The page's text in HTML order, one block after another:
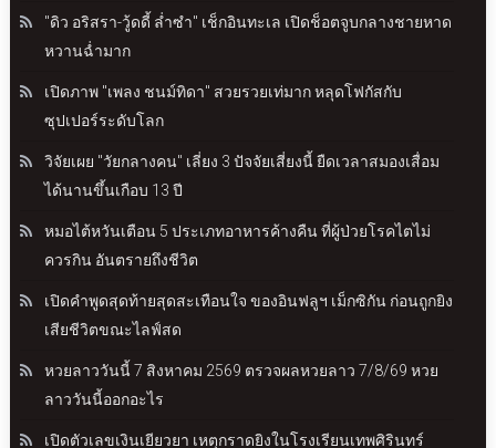
"ดิว อริสรา-วู้ดดี้ ล่ำซำ" เช็กอินทะเล เปิดช็อตจูบกลางชายหาด
หวานฉ่ำมาก
เปิดภาพ "เพลง ชนม์ทิดา" สวยรวยเท่มาก หลุดโฟกัสกับ
ซุปเปอร์ระดับโลก
วิจัยเผย "วัยกลางคน" เลี่ยง 3 ปัจจัยเสี่ยงนี้ ยืดเวลาสมองเสื่อม
ได้นานขึ้นเกือบ 13 ปี
หมอไต้หวันเตือน 5 ประเภทอาหารค้างคืน ที่ผู้ป่วยโรคไตไม่
ควรกิน อันตรายถึงชีวิต
เปิดคำพูดสุดท้ายสุดสะเทือนใจ ของอินฟลูฯ เม็กซิกัน ก่อนถูกยิง
เสียชีวิตขณะไลฟ์สด
หวยลาววันนี้ 7 สิงหาคม 2569 ตรวจผลหวยลาว 7/8/69 หวย
ลาววันนี้ออกอะไร
เปิดตัวเลขเงินเยียวยา เหตุกราดยิงในโรงเรียนเทพศิรินทร์